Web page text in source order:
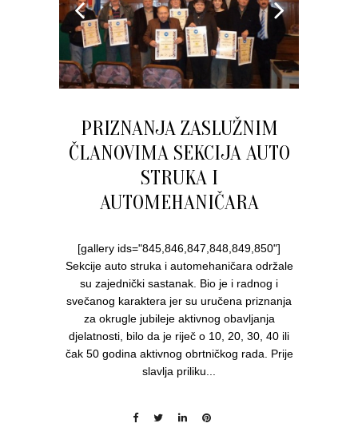
PRIZNANJA ZASLUŽNIM
ČLANOVIMA SEKCIJA AUTO
STRUKA I
AUTOMEHANIČARA
[gallery ids="845,846,847,848,849,850"]
Sekcije auto struka i automehaničara održale
su zajednički sastanak. Bio je i radnog i
svečanog karaktera jer su uručena priznanja
za okrugle jubileje aktivnog obavljanja
djelatnosti, bilo da je riječ o 10, 20, 30, 40 ili
čak 50 godina aktivnog obrtničkog rada. Prije
slavlja priliku...